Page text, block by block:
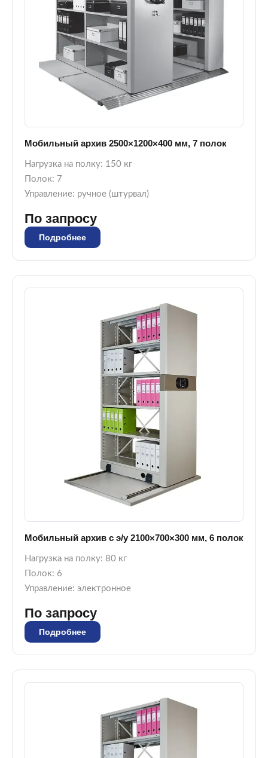
Мобильный архив 2500×1200×400 мм, 7 полок
Нагрузка на полку: 150 кг
Полок: 7
Управление: ручное (штурвал)
По запросу
Подробнее
Мобильный архив с э/у 2100×700×300 мм, 6 полок
Нагрузка на полку: 80 кг
Полок: 6
Управление: электронное
По запросу
Подробнее